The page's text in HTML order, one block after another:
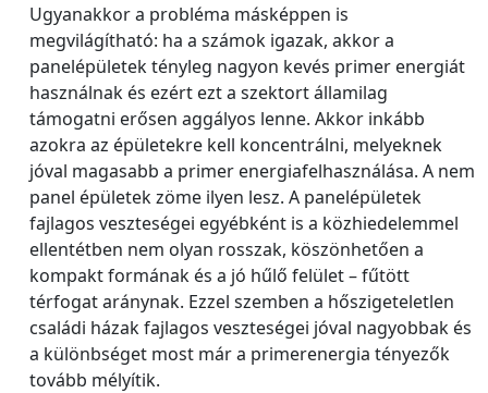
Ugyanakkor a probléma másképpen is
megvilágítható: ha a számok igazak, akkor a
panelépületek tényleg nagyon kevés primer energiát
használnak és ezért ezt a szektort államilag
támogatni erősen aggályos lenne. Akkor inkább
azokra az épületekre kell koncentrálni, melyeknek
jóval magasabb a primer energiafelhasználása. A nem
panel épületek zöme ilyen lesz. A panelépületek
fajlagos veszteségei egyébként is a közhiedelemmel
ellentétben nem olyan rosszak, köszönhetően a
kompakt formának és a jó hűlő felület – fűtött
térfogat aránynak. Ezzel szemben a hőszigeteletlen
családi házak fajlagos veszteségei jóval nagyobbak és
a különbséget most már a primerenergia tényezők
tovább mélyítik.